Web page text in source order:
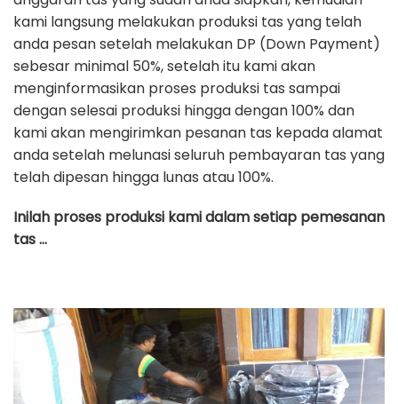
kami langsung melakukan produksi tas yang telah
anda pesan setelah melakukan DP (Down Payment)
sebesar minimal 50%, setelah itu kami akan
menginformasikan proses produksi tas sampai
dengan selesai produksi hingga dengan 100% dan
kami akan mengirimkan pesanan tas kepada alamat
anda setelah melunasi seluruh pembayaran tas yang
telah dipesan hingga lunas atau 100%.
Inilah proses produksi kami dalam setiap pemesanan
tas …